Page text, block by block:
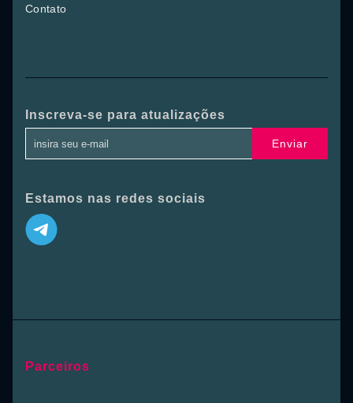
Contato
Inscreva-se para atualizações
Enviar
Estamos nas redes sociais
Parceiros